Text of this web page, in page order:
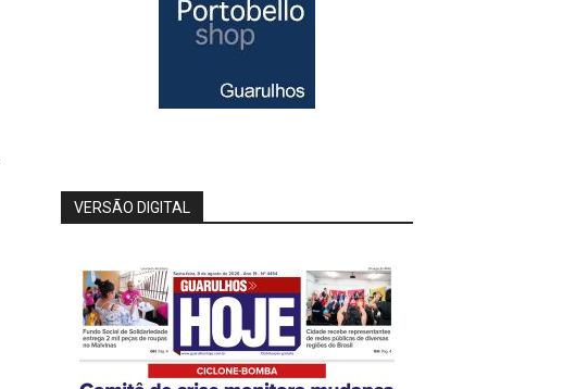
VERSÃO DIGITAL